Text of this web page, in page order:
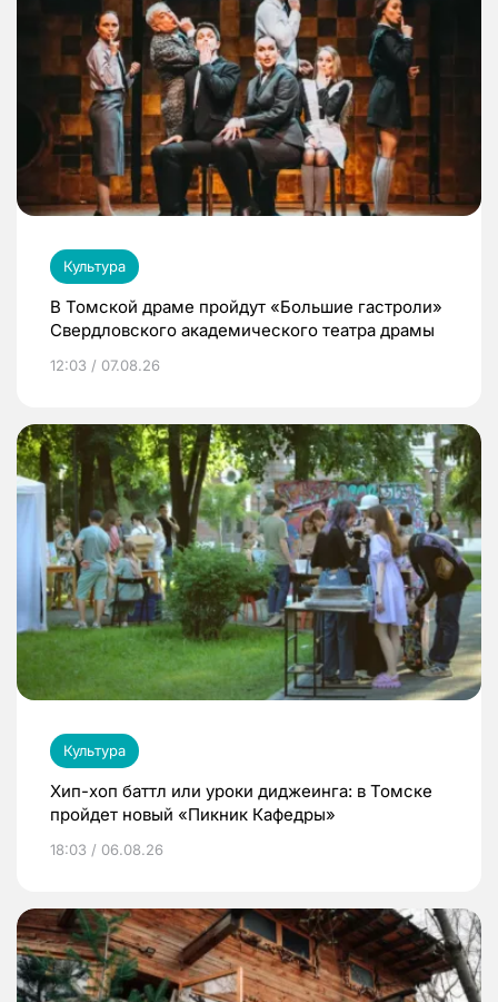
Культура
В Томской драме пройдут «Большие гастроли»
Свердловского академического театра драмы
12:03 / 07.08.26
Культура
Хип-хоп баттл или уроки диджеинга: в Томске
пройдет новый «Пикник Кафедры»
18:03 / 06.08.26